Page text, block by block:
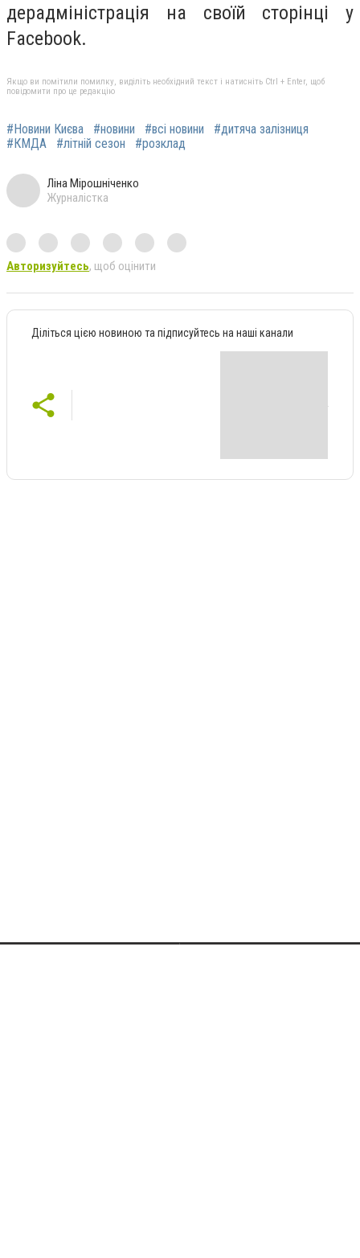
дерадміністрація на своїй сторінці у
Facebook.
Якщо ви помітили помилку, виділіть необхідний текст і натисніть Ctrl + Enter, щоб
повідомити про це редакцію
#Новини Києва #новини #всі новини
#дитяча залізниця
#КМДА
#літній сезон #розклад
Ліна Мірошніченко
Журналістка
Авторизуйтесь, щоб оцінити
Діліться цією новиною та підписуйтесь на наші канали